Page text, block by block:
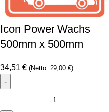
Icon Power Wachs
500mm x 500mm
34,51 € (Netto: 29,00 €)